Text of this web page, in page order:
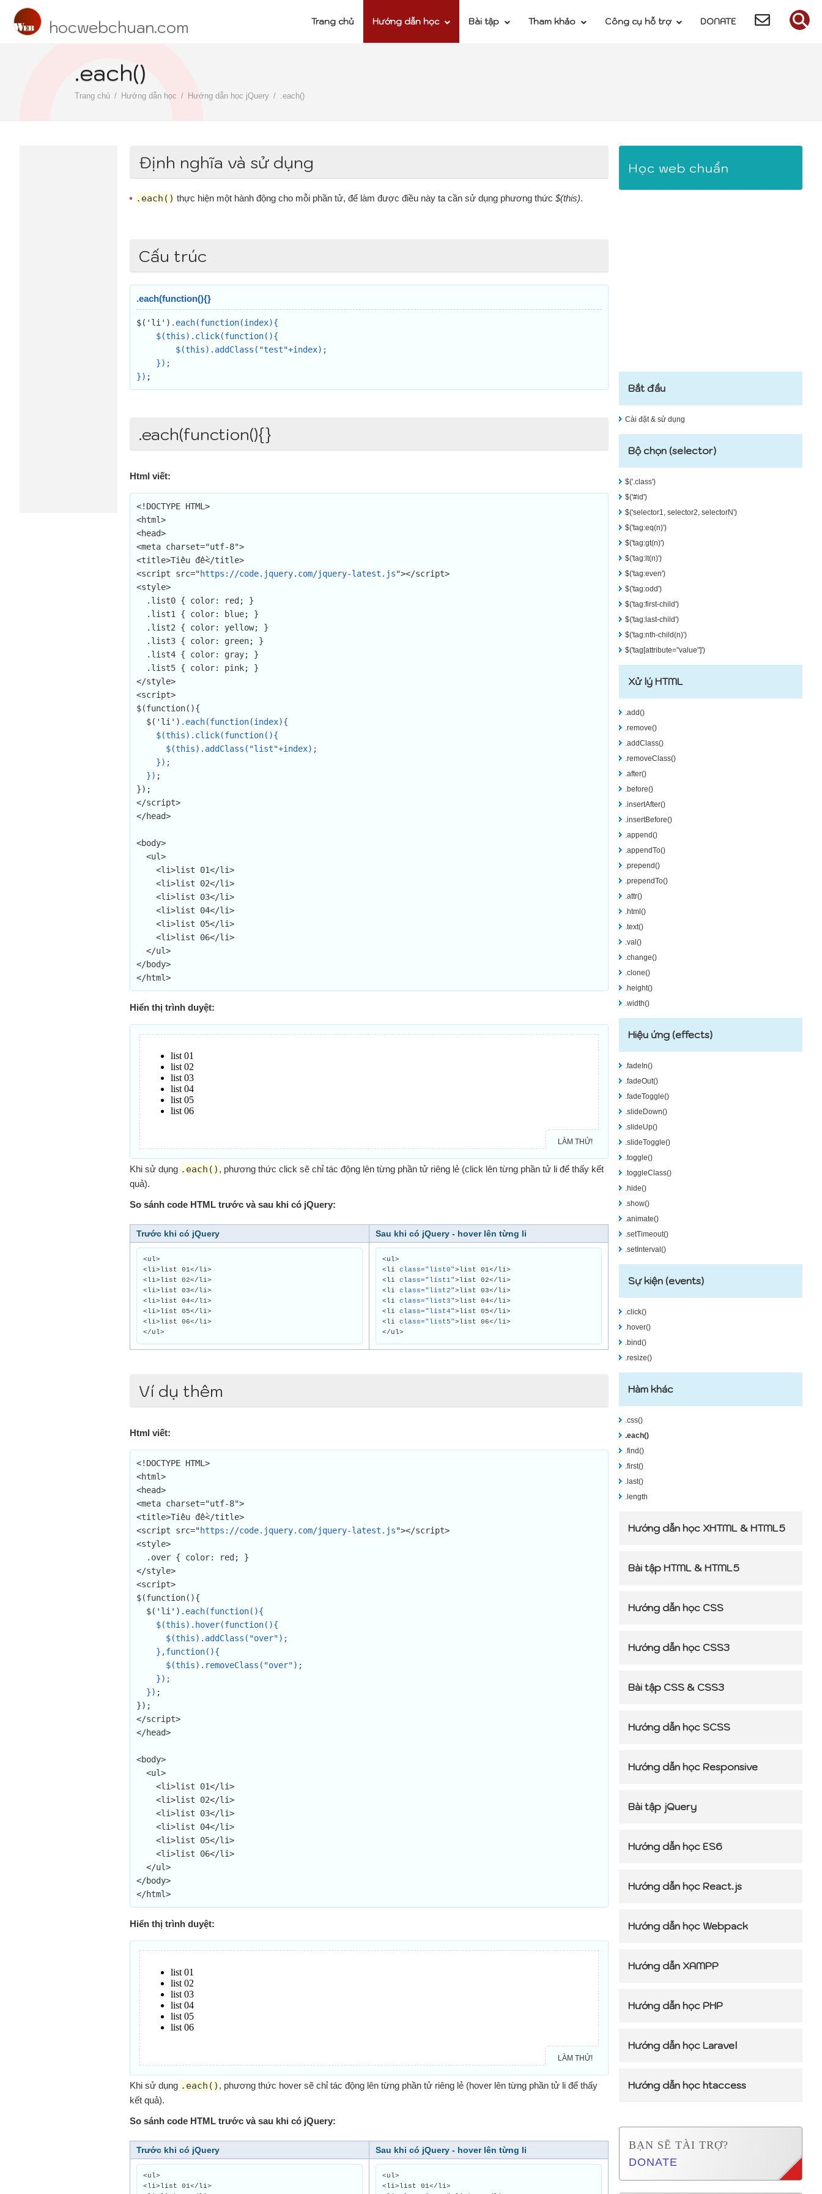
hocwebchuan.com Trang chủ Hướng dẫn học Bài tập Tham khảo Công cụ hỗ trợ DONATE
.each()
Trang chủ Hướng dẫn học Hướng dẫn học jQuery .each()
Định nghĩa và sử dụng
.each() thực hiện một hành động cho mỗi phần tử, để làm được điều này ta cần sử dụng phương thức $(this).
Cấu trúc
.each(function(){}
$('li') .each(function(index){
}) ;
.each(function(){}
Html viết:
<!DOCTYPE HTML>
<html>
<head>
<meta charset="utf-8">
<title>Tiêu đề</title>
<script src="https://code.jquery.com/jquery-latest.js"></script>
<style>
</style>
<script>
$(function(){
  $('li')
.each(function(index){
  })
;
});
</script>
</head>
<body>
</body>
</html>
Hiển thị trình duyệt:
LÀM THỬ!
Khi sử dụng .each() , phương thức click sẽ chỉ tác động lên từng phần tử riêng lẻ (click lên từng phần tử li để thấy kết
quả).
So sánh code HTML trước và sau khi có jQuery:
Trước khi có jQuery Sau khi có jQuery - hover lên từng li
<ul>
<li>list 01</li>
<li>list 02</li>
<li>list 03</li>
<li>list 04</li>
<li>list 05</li>
<li>list 06</li>
</ul>
<ul>
<li class="list0">list 01</li>
<li class="list1">list 02</li>
<li class="list2">list 03</li>
<li class="list3">list 04</li>
<li class="list4">list 05</li>
<li class="list5">list 06</li>
</ul>
Ví dụ thêm
Html viết:
<!DOCTYPE HTML>
<html>
<head>
<meta charset="utf-8">
<title>Tiêu đề</title>
<script src="https://code.jquery.com/jquery-latest.js"></script>
<style>
</style>
<script>
$(function(){
  $('li')
.each(function(){
  })
;
});
</script>
</head>
<body>
</body>
</html>
Hiển thị trình duyệt:
LÀM THỬ!
Khi sử dụng .each() , phương thức hover sẽ chỉ tác động lên từng phần tử riêng lẻ (hover lên từng phần tử li để thấy
kết quả).
So sánh code HTML trước và sau khi có jQuery:
Trước khi có jQuery Sau khi có jQuery - hover lên từng li
<ul>
<li>list 01</li>
<ul>
<li>list 01</li>
Học web chuẩn
Bắt đầu
Cài đặt & sử dụng
Bộ chọn (selector)
$('.class')
$('#id')
$('selector1, selector2, selectorN')
$('tag:eq(n)')
$('tag:gt(n)')
$('tag:lt(n)')
$('tag:even')
$('tag:odd')
$('tag:first-child')
$('tag:last-child')
$('tag:nth-child(n)')
$('tag[attribute="value"]')
Xử lý HTML
.add()
.remove()
.addClass()
.removeClass()
.after()
.before()
.insertAfter()
.insertBefore()
.append()
.appendTo()
.prepend()
.prependTo()
.attr()
.html()
.text()
.val()
.change()
.clone()
.height()
.width()
Hiệu ứng (effects)
.fadeIn()
.fadeOut()
.fadeToggle()
.slideDown()
.slideUp()
.slideToggle()
.toggle()
.toggleClass()
.hide()
.show()
.animate()
.setTimeout()
.setInterval()
Sự kiện (events)
.click()
.hover()
.bind()
.resize()
Hàm khác
.css()
.each()
.find()
.first()
.last()
.length
Hướng dẫn học XHTML & HTML5
Bài tập HTML & HTML5
Hướng dẫn học CSS
Hướng dẫn học CSS3
Bài tập CSS & CSS3
Hướng dẫn học SCSS
Hướng dẫn học Responsive
Bài tập jQuery
Hướng dẫn học ES6
Hướng dẫn học React.js
Hướng dẫn học Webpack
Hướng dẫn XAMPP
Hướng dẫn học PHP
Hướng dẫn học Laravel
Hướng dẫn học htaccess
BẠN SẼ TÀI TRỢ?
DONATE